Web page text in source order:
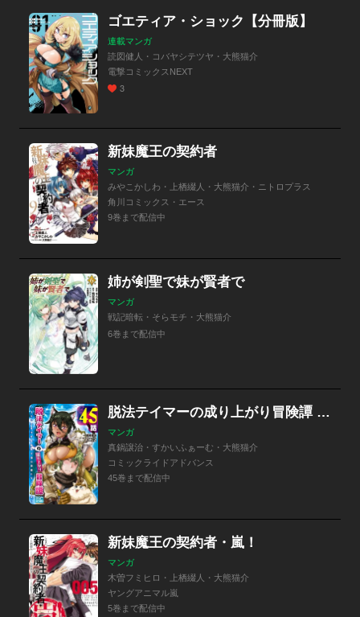
ゴエティア・ショック【分冊版】
連載マンガ
読図健人・コバヤシテツヤ・大熊猫介
電撃コミックスNEXT
3
新妹魔王の契約者
マンガ
みやこかしわ・上栖綴人・大熊猫介・ニトロプラス
角川コミックス・エース
9巻まで配信中
姉が剣聖で妹が賢者で
マンガ
戦記暗転・そらモチ・大熊猫介
6巻まで配信中
脱法テイマーの成り上がり冒険譚 ～Sランク美少女冒険者が俺の獣魔になっテイマす～【単話版】
マンガ
真鍋譲治・すかいふぁーむ・大熊猫介
コミックライドアドバンス
45巻まで配信中
新妹魔王の契約者・嵐！
マンガ
木曽フミヒロ・上栖綴人・大熊猫介
ヤングアニマル嵐
5巻まで配信中